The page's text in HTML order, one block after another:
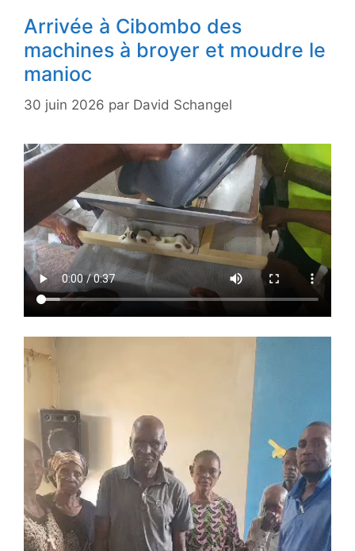
Arrivée à Cibombo des
machines à broyer et moudre le
manioc
30 juin 2026 par David Schangel